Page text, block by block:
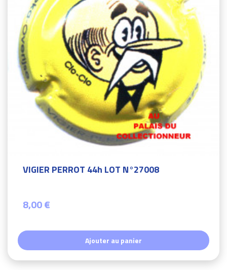
VIGIER PERROT 44h LOT N°27008
8,00 €
Ajouter au panier